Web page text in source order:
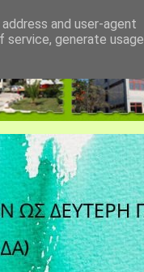
and user-agent
service, generate usage